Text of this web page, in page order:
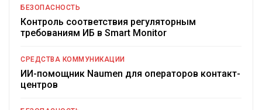
БЕЗОПАСНОСТЬ
Контроль соответствия регуляторным
требованиям ИБ в Smart Monitor
СРЕДСТВА КОММУНИКАЦИИ
ИИ-помощник Naumen для операторов контакт-
центров